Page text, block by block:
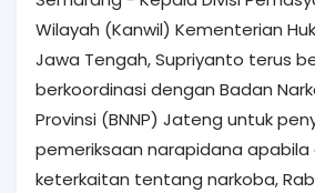
Wilayah (Kanwil) Kementerian
Jawa Tengah, Supriyanto terus
berkoordinasi dengan Badan
Provinsi (BNNP) Jateng untuk
pemeriksaan narapidana apabila
keterkaitan tentang narkoba,